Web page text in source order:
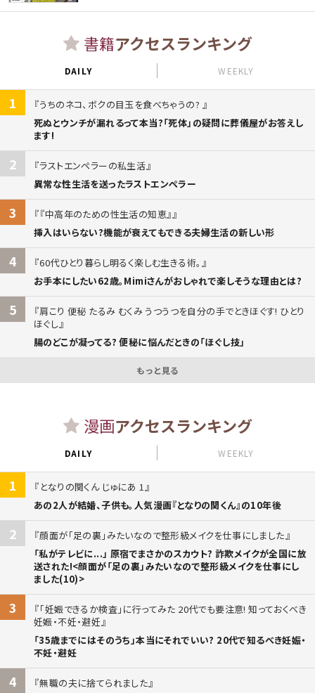
書籍アクセスランキング
DAILY WEEKLY
1
うちのネコ、ボクの目玉を食べちゃうの?
死ぬとウンチが漏れるって本当?「死体」の疑問に葬儀屋がお答えし
ます!
2
ラストエンペラーの私生活
異常な性生活を送ったラストエンペラー
3
『中高年のための性生活の知恵』
挿入はいらない?機能が衰えてもできる夫婦生活の新しい形
4
60代ひとり暮らし明るく楽しむ生きる術。
お手本にしたい62歳。Mimiさんがおしゃれで楽しそうな理由とは?
5
肩こり 便秘 たるみ むくみ うつうつを自分の手でときほぐす! ひとり
ほぐし
腸のどこが凝ってる? 便秘に悩んだときの「ほぐし技」
もっと見る
漫画アクセスランキング
DAILY WEEKLY
1
となりの関くん じゅにあ 1
あの2人が結婚、子供も。人気漫画『となりの関くん』の10年後
2
顔面が「足の裏」みたいなので整形級メイクを仕事にしました
「私がテレビに...」 原宿でまさかのスカウト? 詐欺メイクが全国に放
送された!<顔面が「足の裏」みたいなので整形級メイクを仕事にし
ました(10)>
3
「妊娠できるか検査」に行ってみた 20代でも要注意! 知っておくべき
妊娠・不妊・避妊
「35歳までにはそのうち」本当にそれでいい? 20代で知るべき妊娠・
不妊・避妊
4
無職の夫に捨てられました